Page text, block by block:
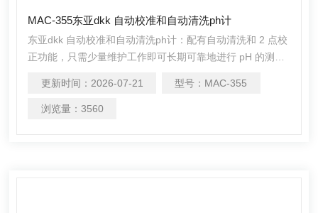
MAC-355东亚dkk 自动校准和自动清洗ph计
东亚dkk 自动校准和自动清洗ph计：配有自动清洗和 2 点校
正功能，只需少量维护工作即可长期可靠地进行 pH 的测
更新时间： 2026-07-21 型号： MAC-355
浏览量： 3560